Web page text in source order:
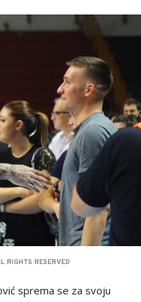
RIGHTS RESERVED
sprema se za svoju